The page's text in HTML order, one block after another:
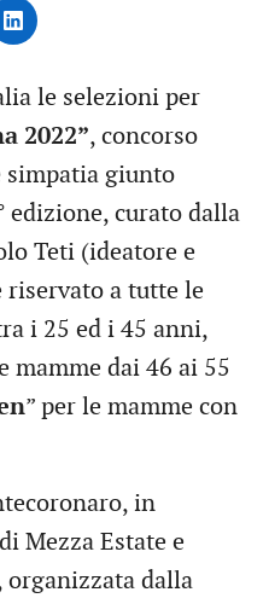
le selezioni per
2022”, concorso
simpatia giunto
edizione, curato dalla
Teti (ideatore e
riservato a tutte le
i 25 ed i 45 anni,
mamme dai 46 ai 55
” per le mamme con
in
Mezza Estate e
organizzata dalla